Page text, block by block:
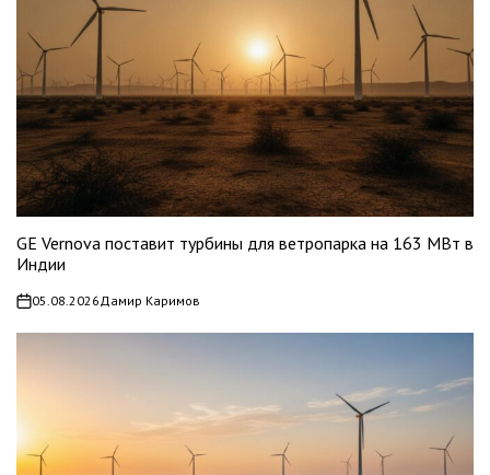
GE Vernova поставит турбины для ветропарка на 163 МВт в
Индии
on05.08.2026Дамир Каримов